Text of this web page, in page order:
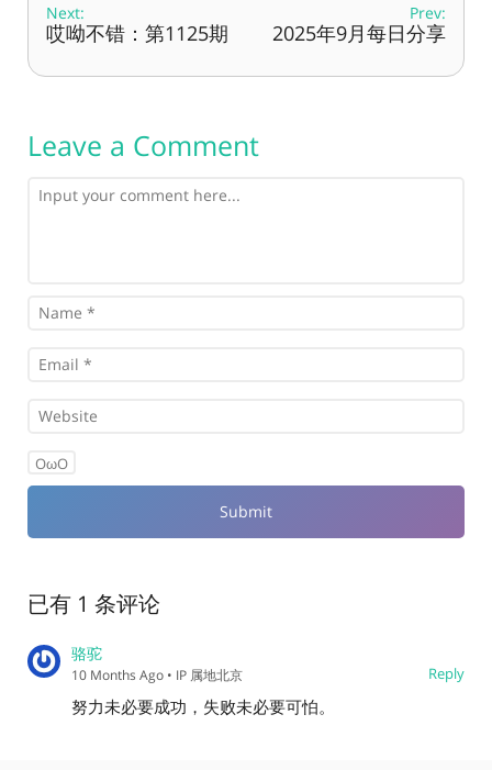
Next:
哎呦不错：第1125期
Prev:
2025年9月每日分享
Leave a Comment
OωO
已有 1 条评论
骆驼
Reply
10 Months Ago • IP 属地北京
努力未必要成功，失败未必要可怕。